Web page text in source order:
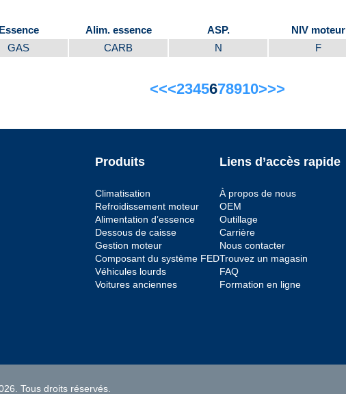
Essence Alim. essence ASP. NIV moteur
GAS CARB N F
<<<2345678910>>>
Produits
Climatisation
Refroidissement moteur
Alimentation d’essence
Dessous de caisse
Gestion moteur
Composant du système FED
Véhicules lourds
Voitures anciennes
Liens d’accès rapide
À propos de nous
OEM
Outillage
Carrière
Nous contacter
Trouvez un magasin
FAQ
Formation en ligne
Tous droits réservés.